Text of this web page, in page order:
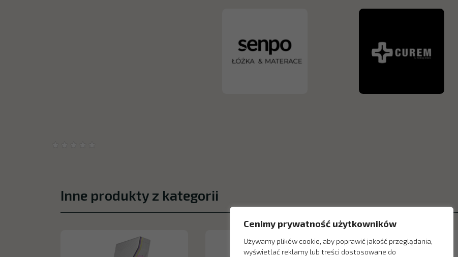
Cenimy prywatność użytkowników
Używamy plików cookie, aby poprawić jakość przeglądania,
wyświetlać reklamy lub treści dostosowane do
Inne produkty z kategorii